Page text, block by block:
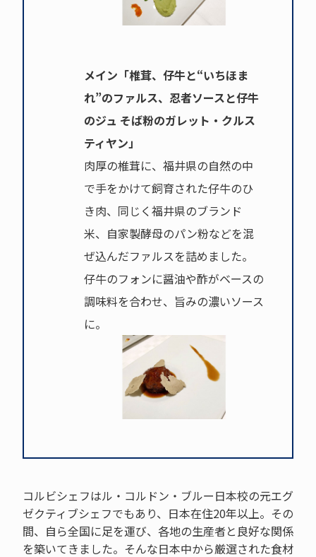
メイン「椎茸、仔牛と“いちほま
れ”のファルス、忍者ソースと仔牛
のジュ そば粉のガレット・クルス
ティヤン」
肉厚の椎茸に、福井県の自然の中
で手をかけて飼育された仔牛のひ
き肉、同じく福井県のブランド
米、自家製酵母のパン粉などを混
ぜ込んだファルスを詰めました。
仔牛のフォンに醤油や酢がベースの
調味料を合わせ、旨みの濃いソース
に。
コルビシェフはル・コルドン・ブルー日本校の元エグ
ゼクティブシェフでもあり、日本在住20年以上。その
間、自ら全国に足を運び、各地の生産者と良好な関係
を築いてきました。そんな日本中から厳選された食材